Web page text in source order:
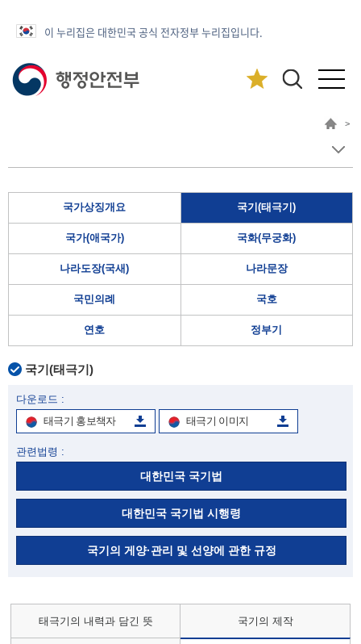
이 누리집은 대한민국 공식 전자정부 누리집입니다.
>
국가상징개요 국기(태극기)
국가(애국가) 국화(무궁화)
나라도장(국새) 나라문장
국민의례 국호
연호 정부기
국기(태극기)
다운로드 :
태극기 홍보책자
태극기 이미지
관련법령 :
대한민국 국기법
대한민국 국기법 시행령
국기의 게양·관리 및 선양에 관한 규정
태극기의 내력과 담긴 뜻 국기의 제작